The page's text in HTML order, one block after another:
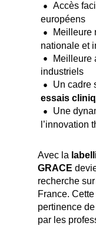
Accès
européens
Meilleure
nationale et
Meilleure
industriels
Un cadre
essais
Une
l’innovation
Avec la
GRACE
recherche sur
France.
pertinence
par les